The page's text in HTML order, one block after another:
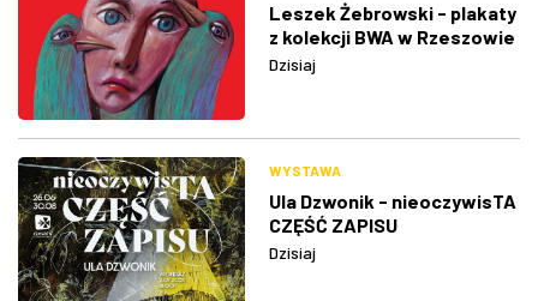
Leszek Żebrowski - plakaty
z kolekcji BWA w Rzeszowie
Dzisiaj
WYSTAWA
Ula Dzwonik - nieoczywisTA
CZĘŚĆ ZAPISU
Dzisiaj